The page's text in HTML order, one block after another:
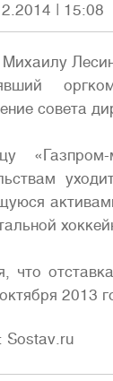
15:08
совета
что
2013
Sostav.ru